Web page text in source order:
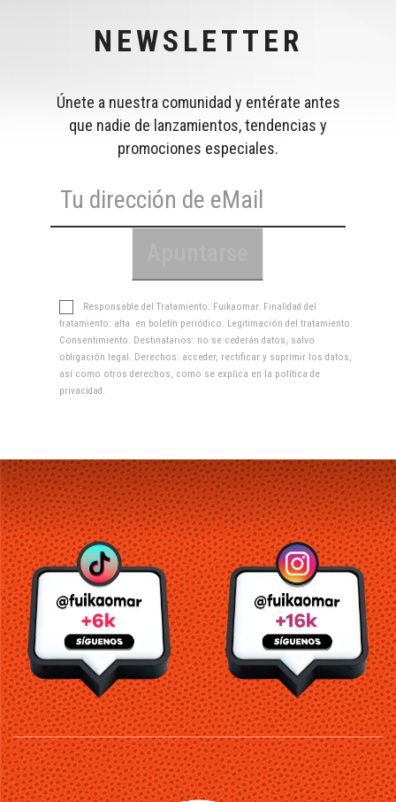
NEWSLETTER
Únete a nuestra comunidad y entérate antes
que nadie de lanzamientos, tendencias y
promociones especiales.
Responsable del Tratamiento: Fuikaomar. Finalidad del
tratamiento: alta en boletín periódico. Legitimación del tratamiento:
Consentimiento. Destinatarios: no se cederán datos, salvo
obligación legal. Derechos: acceder, rectificar y suprimir los datos,
así como otros derechos, como se explica en la política de
privacidad.